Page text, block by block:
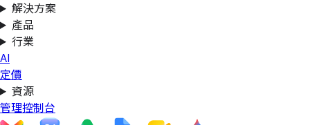
解決方案
產品
行業
AI
定價
資源
管理控制台